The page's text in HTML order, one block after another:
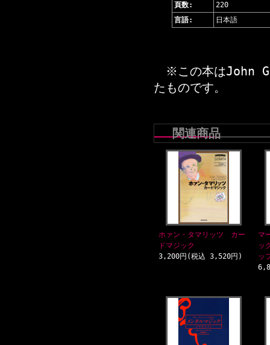
頁数:
220
言語:
日本語
※この本はJohn
たものです。
関連商品
ホァン・タマリッツ カー
ドマジック
3,200円(税込 3,520円)
マ
ッ
ッ